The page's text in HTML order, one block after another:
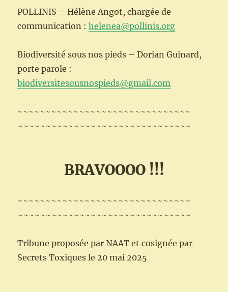
POLLINIS – Hélène Angot, chargée de
communication :helenea@pollinis.org
Biodiversité sous nos pieds – Dorian Guinard,
porte parole :
biodiversitesousnospieds@gmail.com
~~~~~~~~~~~~~~~~~~~~~~~~~~~~~~~
~~~~~~~~~~~~~~~~~~~~~~~~~~~~~~~
BRAVOOOO !!!
~~~~~~~~~~~~~~~~~~~~~~~~~~~~~~~
~~~~~~~~~~~~~~~~~~~~~~~~~~~~~~~
Tribune proposée par NAAT et cosignée par
Secrets Toxiques le 20 mai 2025